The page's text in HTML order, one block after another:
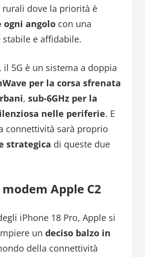
rurali dove la priorità è
ogni angolocon una
stabile e affidabile.
il 5G è un sistema a doppia
per la corsa sfrenata
, sub-6GHz per la
nelle periferie. E
connettività sarà proprio
strategica di queste due
Apple C2
iPhone 18 Pro, Apple si
un deciso balzo in
della connettività